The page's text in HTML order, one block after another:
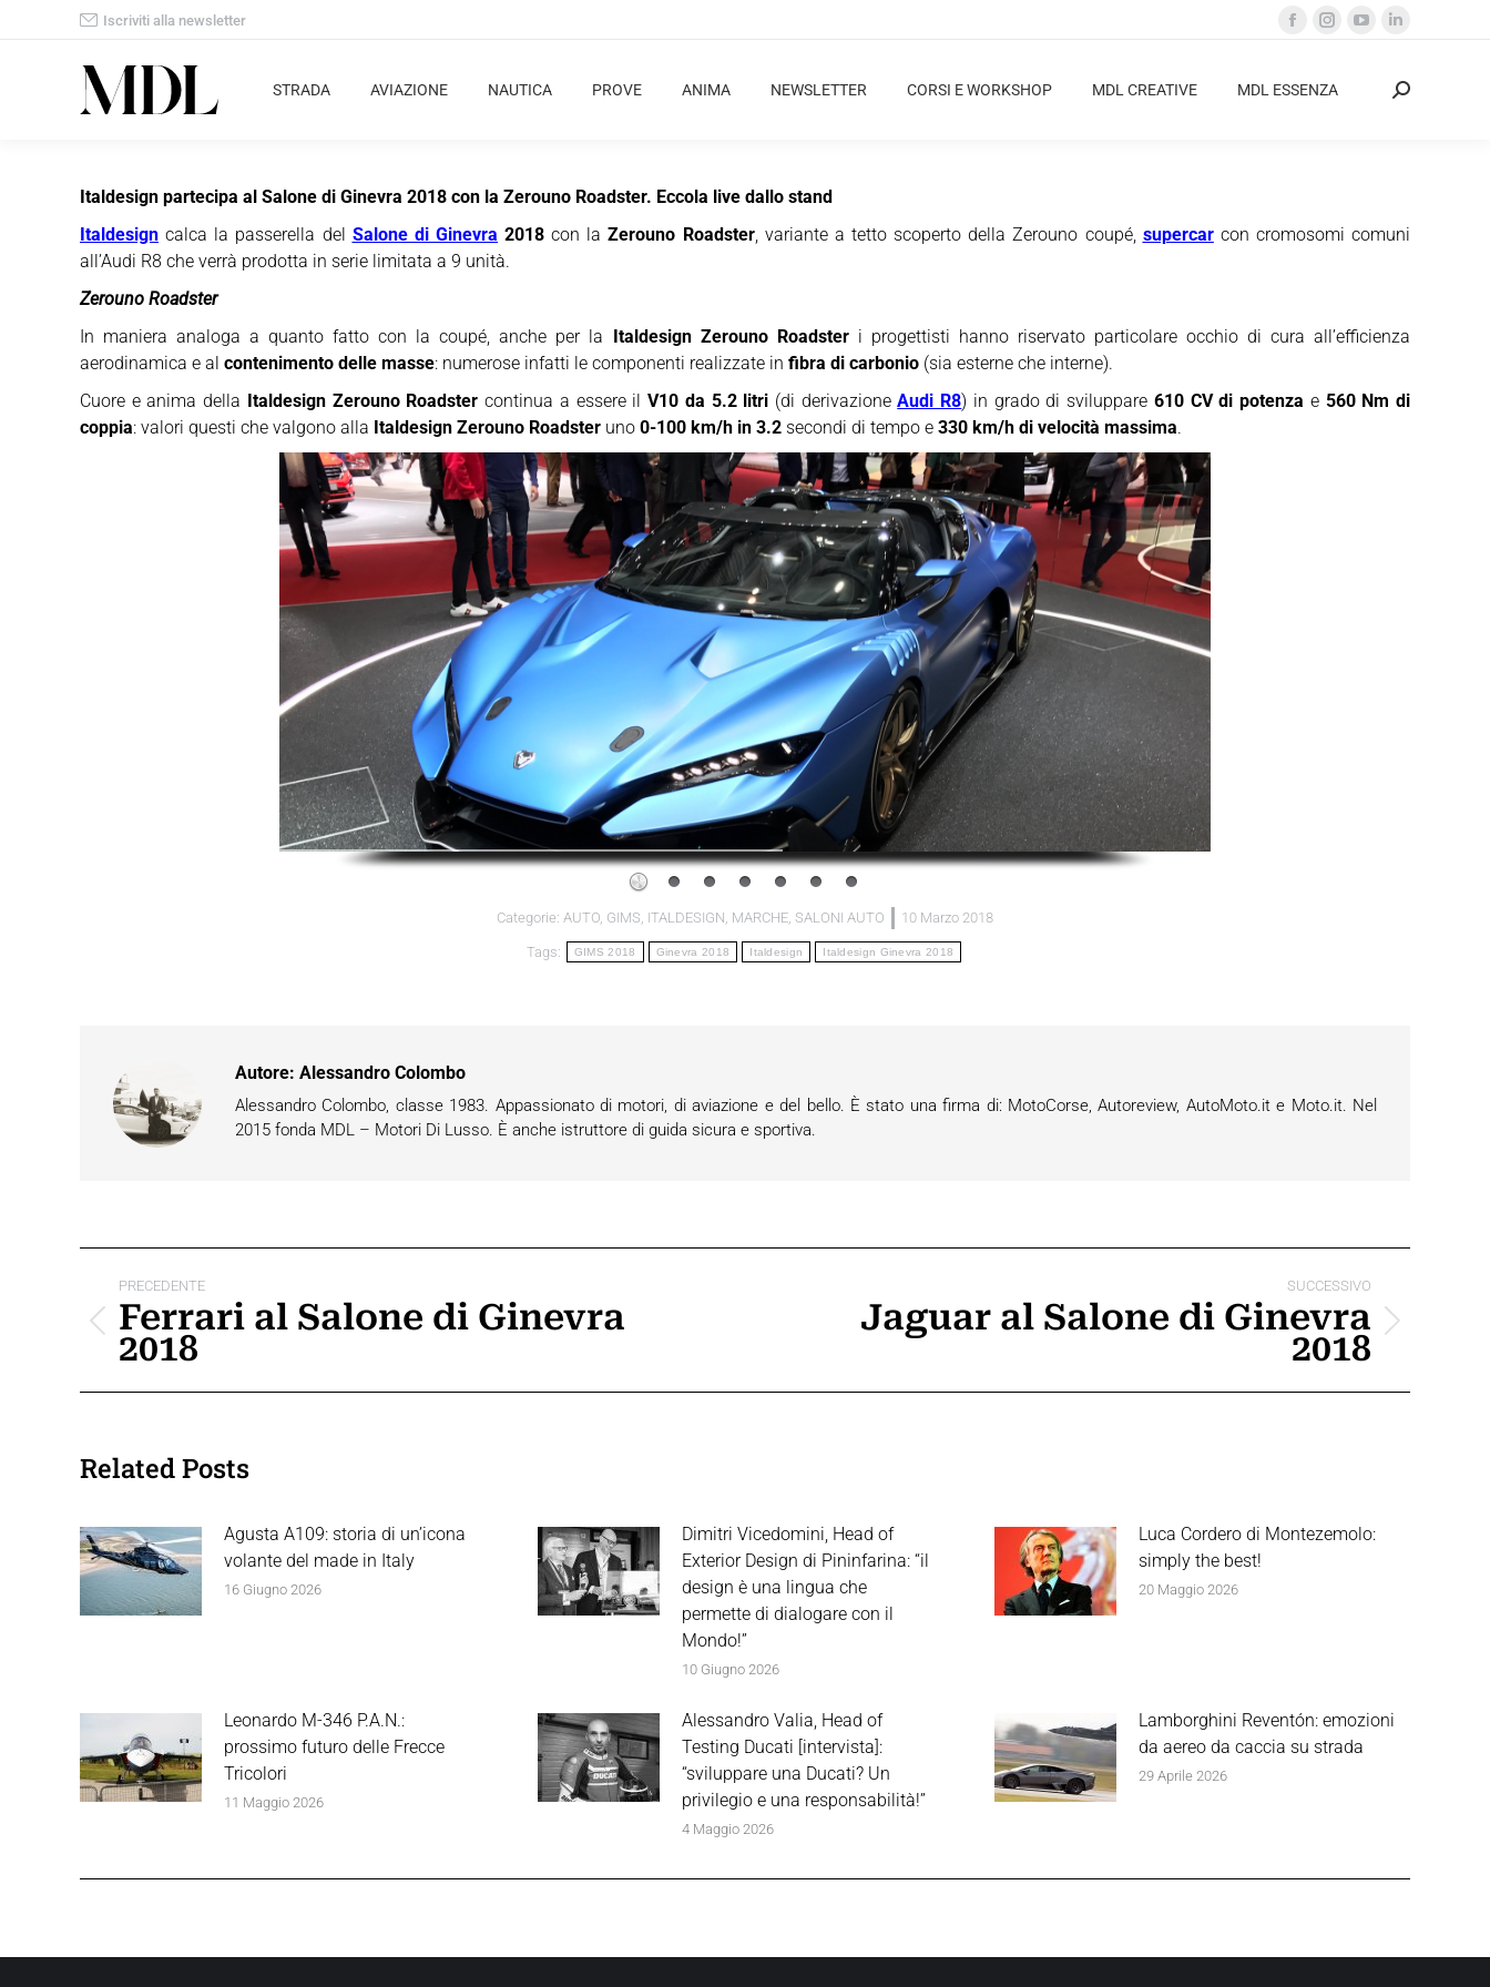
Iscriviti alla newsletter
Facebook
opens
Instagram
opens
YouTube
opens
Linkedin
opens
STRADA AVIAZIONE NAUTICA PROVE ANIMA NEWSLETTER CORSI E WORKSHOP MDL CREATIVE MDL ESSENZA Cerca:
Italdesign partecipa al Salone di Ginevra 2018 con la Zerouno Roadster. Eccola live dallo stand
Italdesign calca la passerella del Salone di Ginevra 2018 con laZerouno Roadster, variante a tetto scoperto della Zerouno coupé, supercarcon cromosomi comuni
all’Audi R8 che verrà prodotta in serie limitata a 9 unità.
Zerouno Roadster
In maniera analoga a quanto fatto con la coupé, anche per la Italdesign Zerouno Roadsteri progettisti hanno riservato particolare occhio di cura all’efficienza
aerodinamica e al contenimento delle masse: numerose infatti le componenti realizzate in fibra di carbonio (sia esterne che interne).
Cuore e anima della Italdesign Zerouno Roadster continua a essere ilV10 da 5.2 litri (di derivazioneAudi R8) in grado di sviluppare 610 CV di potenza e 560 Nm di
coppia: valori questi che valgono alla Italdesign Zerouno Roadster uno 0-100 km/h in 3.2 secondi di tempo e 330 km/h di velocità massima.
Categorie: AUTO, GIMS, ITALDESIGN, MARCHE, SALONI AUTO 10 Marzo 2018
Tags: GIMS 2018 Ginevra 2018 Italdesign Italdesign Ginevra 2018
Autore: Alessandro Colombo
Alessandro Colombo, classe 1983. Appassionato di motori, di aviazione e del bello. È stato una firma di: MotoCorse, Autoreview, AutoMoto.it e Moto.it. Nel
2015 fonda MDL – Motori Di Lusso. È anche istruttore di guida sicura e sportiva.
tra
post
PRECEDENTE
Post
precedente:
Ferrari al Salone di Ginevra
2018
SUCCESSIVO
Jaguar al Salone di Ginevra
2018
Related Posts
Agusta A109: storia di un’icona
volante del made in Italy
16 Giugno 2026
Dimitri Vicedomini, Head of
Exterior Design di Pininfarina: “il
design è una lingua che
permette di dialogare con il
Mondo!”
10 Giugno 2026
Luca Cordero di Montezemolo:
simply the best!
20 Maggio 2026
Leonardo M-346 P.A.N.:
prossimo futuro delle Frecce
Tricolori
11 Maggio 2026
Alessandro Valia, Head of
Testing Ducati [intervista]:
“sviluppare una Ducati? Un
privilegio e una responsabilità!”
4 Maggio 2026
Lamborghini Reventón: emozioni
da aereo da caccia su strada
29 Aprile 2026